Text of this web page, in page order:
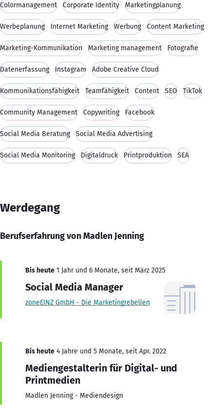
Colormanagement Corporate Identity Marketingplanung
Werbeplanung Internet Marketing Werbung Content Marketing
Marketing-Kommunikation Marketing management Fotografie
Datenerfassung Instagram Adobe Creative Cloud
Kommunikationsfähigkeit Teamfähigkeit Content SEO TikTok
Community Management Copywriting Facebook
Social Media Beratung Social Media Advertising
Social Media Monitoring Digitaldruck Printproduktion SEA
Werdegang
Berufserfahrung von Madlen Jenning
Bis heute 1 Jahr und 6 Monate, seit März 2025
Social Media Manager
zoneEINZ GmbH - Die Marketingrebellen
Bis heute 4 Jahre und 5 Monate, seit Apr. 2022
Mediengestalterin für Digital- und
Printmedien
Madlen Jenning - Mediendesign